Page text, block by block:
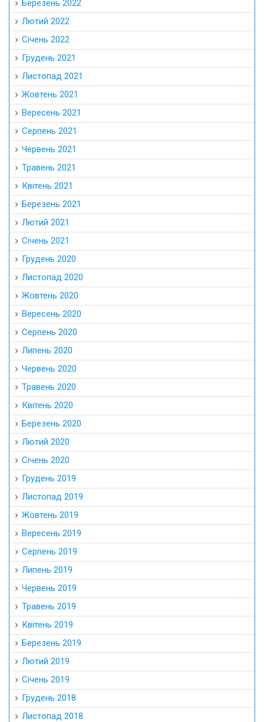
Березень 2022
Лютий 2022
Січень 2022
Грудень 2021
Листопад 2021
Жовтень 2021
Вересень 2021
Серпень 2021
Червень 2021
Травень 2021
Квітень 2021
Березень 2021
Лютий 2021
Січень 2021
Грудень 2020
Листопад 2020
Жовтень 2020
Вересень 2020
Серпень 2020
Липень 2020
Червень 2020
Травень 2020
Квітень 2020
Березень 2020
Лютий 2020
Січень 2020
Грудень 2019
Листопад 2019
Жовтень 2019
Вересень 2019
Серпень 2019
Липень 2019
Червень 2019
Травень 2019
Квітень 2019
Березень 2019
Лютий 2019
Січень 2019
Грудень 2018
Листопад 2018